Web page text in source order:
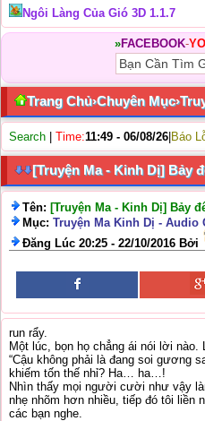
Ngôi Làng Của Gió 3D 1.1.7
»FACEBOOK-
Trang Chủ›Chuyên Mục›
Search Time:11:49 - 06/08/26 Báo
[Truyện Ma - Kinh Dị] Bảy
Tên: [Truyện Ma - Kinh Dị] Bảy
Mục: Truyện Ma Kinh Dị - Audio
Đăng Lúc 20:25 - 22/10/2016 Bởi
run rẩy.
Một lúc, bọn họ chẳng ái nói lời
“Cậu không phải là đang soi gương
khiếm tốn thế nhỉ? Ha… ha…!
Nhìn thấy mọi người cười như vậy
nhẹ nhõm hơn nhiều, tiếp đó tôi liền
các bạn nghe.